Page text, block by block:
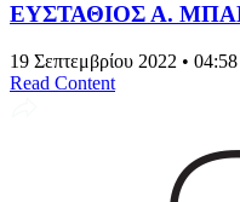
ΕΥΣΤΑΘΙΟΣ Α.
19 Σεπτεμβρίου 2022 • 04:58
Read Content